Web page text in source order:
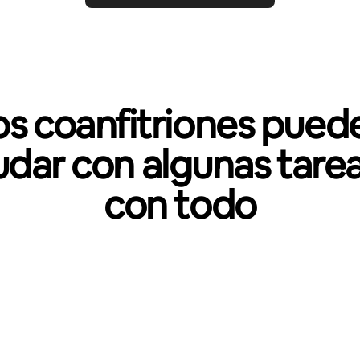
coanfitriones
con algunas
con todo